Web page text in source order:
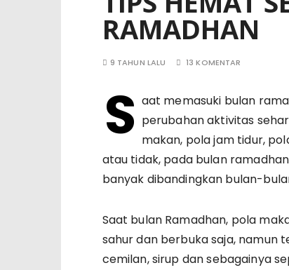
RAMADHAN
9 TAHUN LALU 13 KOMENTAR
S aat memasuki bulan
perubahan aktivitas
makan, pola jam tidur,
atau tidak, pada bulan
banyak dibandingkan bulan-
Saat bulan Ramadhan, pola
sahur dan berbuka saja, namun
cemilan, sirup dan sebagainya